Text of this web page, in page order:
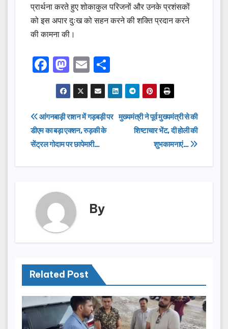
प्रार्थना करते हुए शोकाकुल परिजनों और उनके प्रशंसकों
को इस अपार दुःख को सहन करने की शक्ति प्रदान करने
की कामना की।
F
a
c
e
b
o
o
M
a
st
o
d
o
n
E
m
ail
h
ar
e
Post
navigation
मुख्यमंत्री ने पूर्व मुख्यमंत्री से की
शिष्टाचार भेंट, दी होली की
शुभकामनाएं…
आंगनबाड़ी राशन में गड़बड़ी पर
डीएम का बड़ा एक्शन, रुड़की के
सेंट्रल गोदाम पर छापेमारी…
By
Related Post